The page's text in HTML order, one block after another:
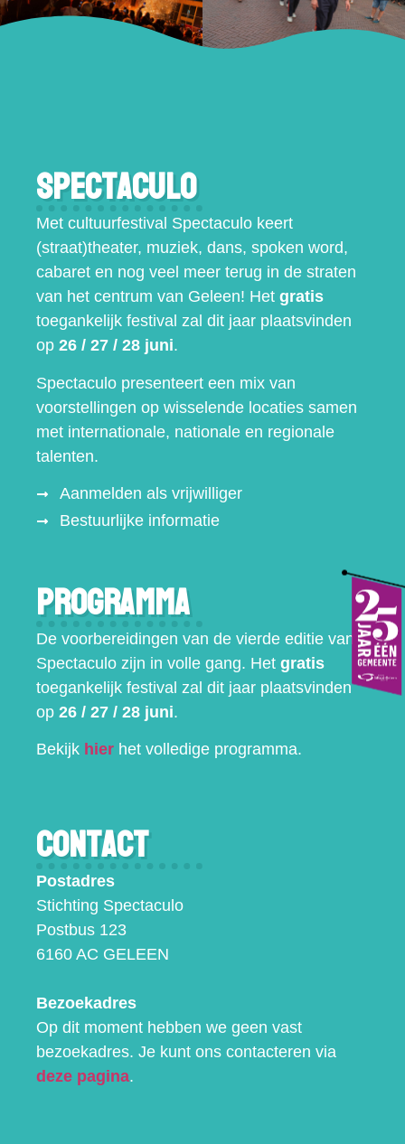
Spectaculo
Met cultuurfestival Spectaculo keert
(straat)theater, muziek, dans, spoken word,
cabaret en nog veel meer terug in de straten
van het centrum van Geleen! Het gratis
toegankelijk festival zal dit jaar plaatsvinden
op 26 / 27 / 28 juni.
Spectaculo presenteert een mix van
voorstellingen op wisselende locaties samen
met internationale, nationale en regionale
talenten.
Aanmelden als vrijwilliger
Bestuurlijke informatie
Programma
De voorbereidingen van de vierde editie van
Spectaculo zijn in volle gang. Het gratis
toegankelijk festival zal dit jaar plaatsvinden
op 26 / 27 / 28 juni.
Bekijk hier het volledige programma.
Contact
Postadres
Stichting Spectaculo
Postbus 123
6160 AC GELEEN
Bezoekadres
Op dit moment hebben we geen vast
bezoekadres. Je kunt ons contacteren via
deze pagina.